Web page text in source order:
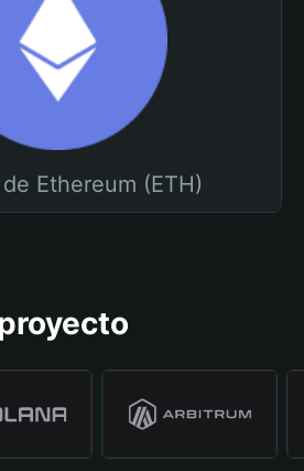
Ethereum (ETH)